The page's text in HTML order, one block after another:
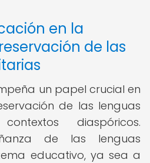
en la
de las
un papel crucial en
de las lenguas
diaspóricos.
de las lenguas
educativo, ya sea a